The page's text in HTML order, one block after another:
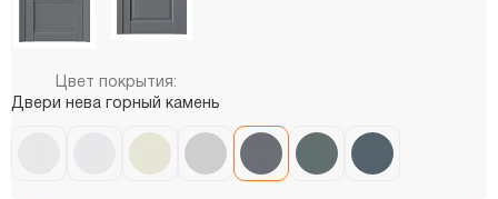
Цвет покрытия:
Двери нева горный камень